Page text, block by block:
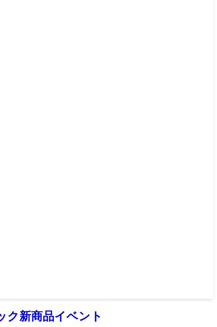
新商品イベント